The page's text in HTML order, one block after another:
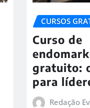
CURSOS
Curso de
gratuito:
para
Redação